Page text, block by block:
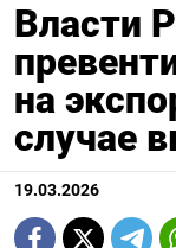
Власти
на
случае
19.03.2026